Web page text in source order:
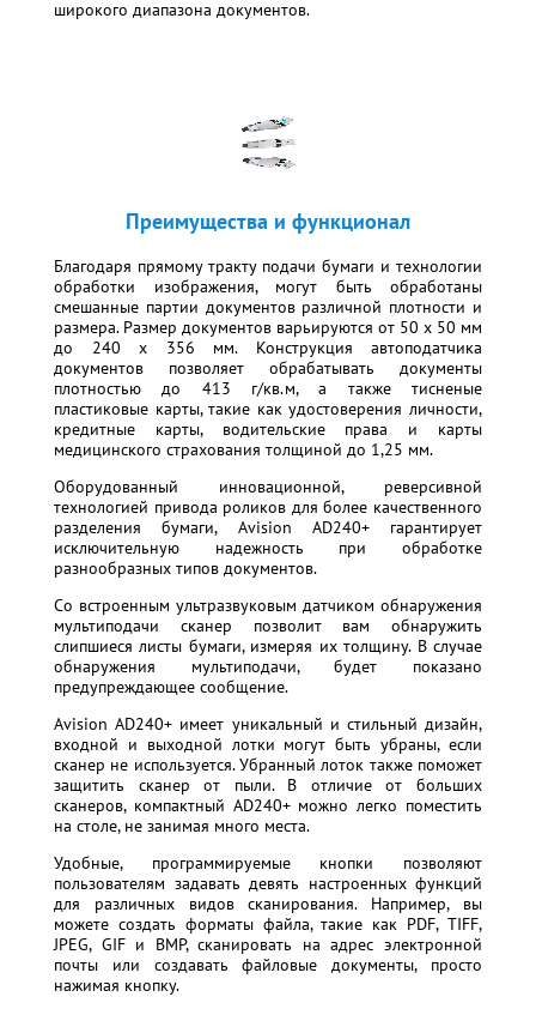
широкого диапазона документов.
Преимущества и функционал
Благодаря прямому тракту подачи бумаги и технологии
обработки изображения, могут быть обработаны
смешанные партии документов различной плотности и
размера. Размер документов варьируются от 50 x 50 мм
до 240 x 356 мм. Конструкция автоподатчика
документов позволяет обрабатывать документы
плотностью до 413 г/кв.м, а также тисненые
пластиковые карты, такие как удостоверения личности,
кредитные карты, водительские права и карты
медицинского страхования толщиной до 1,25 мм.
Оборудованный инновационной, реверсивной
технологией привода роликов для более качественного
разделения бумаги, Avision AD240+ гарантирует
исключительную надежность при обработке
разнообразных типов документов.
Со встроенным ультразвуковым датчиком обнаружения
мультиподачи сканер позволит вам обнаружить
слипшиеся листы бумаги, измеряя их толщину. В случае
обнаружения мультиподачи, будет показано
предупреждающее сообщение.
Avision AD240+ имеет уникальный и стильный дизайн,
входной и выходной лотки могут быть убраны, если
сканер не используется. Убранный лоток также поможет
защитить сканер от пыли. В отличие от больших
сканеров, компактный AD240+ можно легко поместить
на столе, не занимая много места.
Удобные, программируемые кнопки позволяют
пользователям задавать девять настроенных функций
для различных видов сканирования. Например, вы
можете создать форматы файла, такие как PDF, TIFF,
JPEG, GIF и BMP, сканировать на адрес электронной
почты или создавать файловые документы, просто
нажимая кнопку.